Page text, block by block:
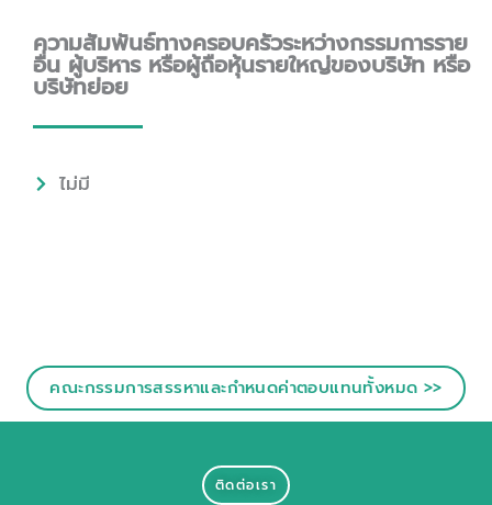
ความสัมพันธ์ทางครอบครัวระหว่างกรรมการราย
อื่น ผู้บริหาร หรือผู้ถือหุ้นรายใหญ่ของบริษัท หรือ
บริษัทย่อย
ไม่มี
คณะกรรมการสรรหาและกำหนดค่าตอบแทนทั้งหมด >>
ติดต่อเรา